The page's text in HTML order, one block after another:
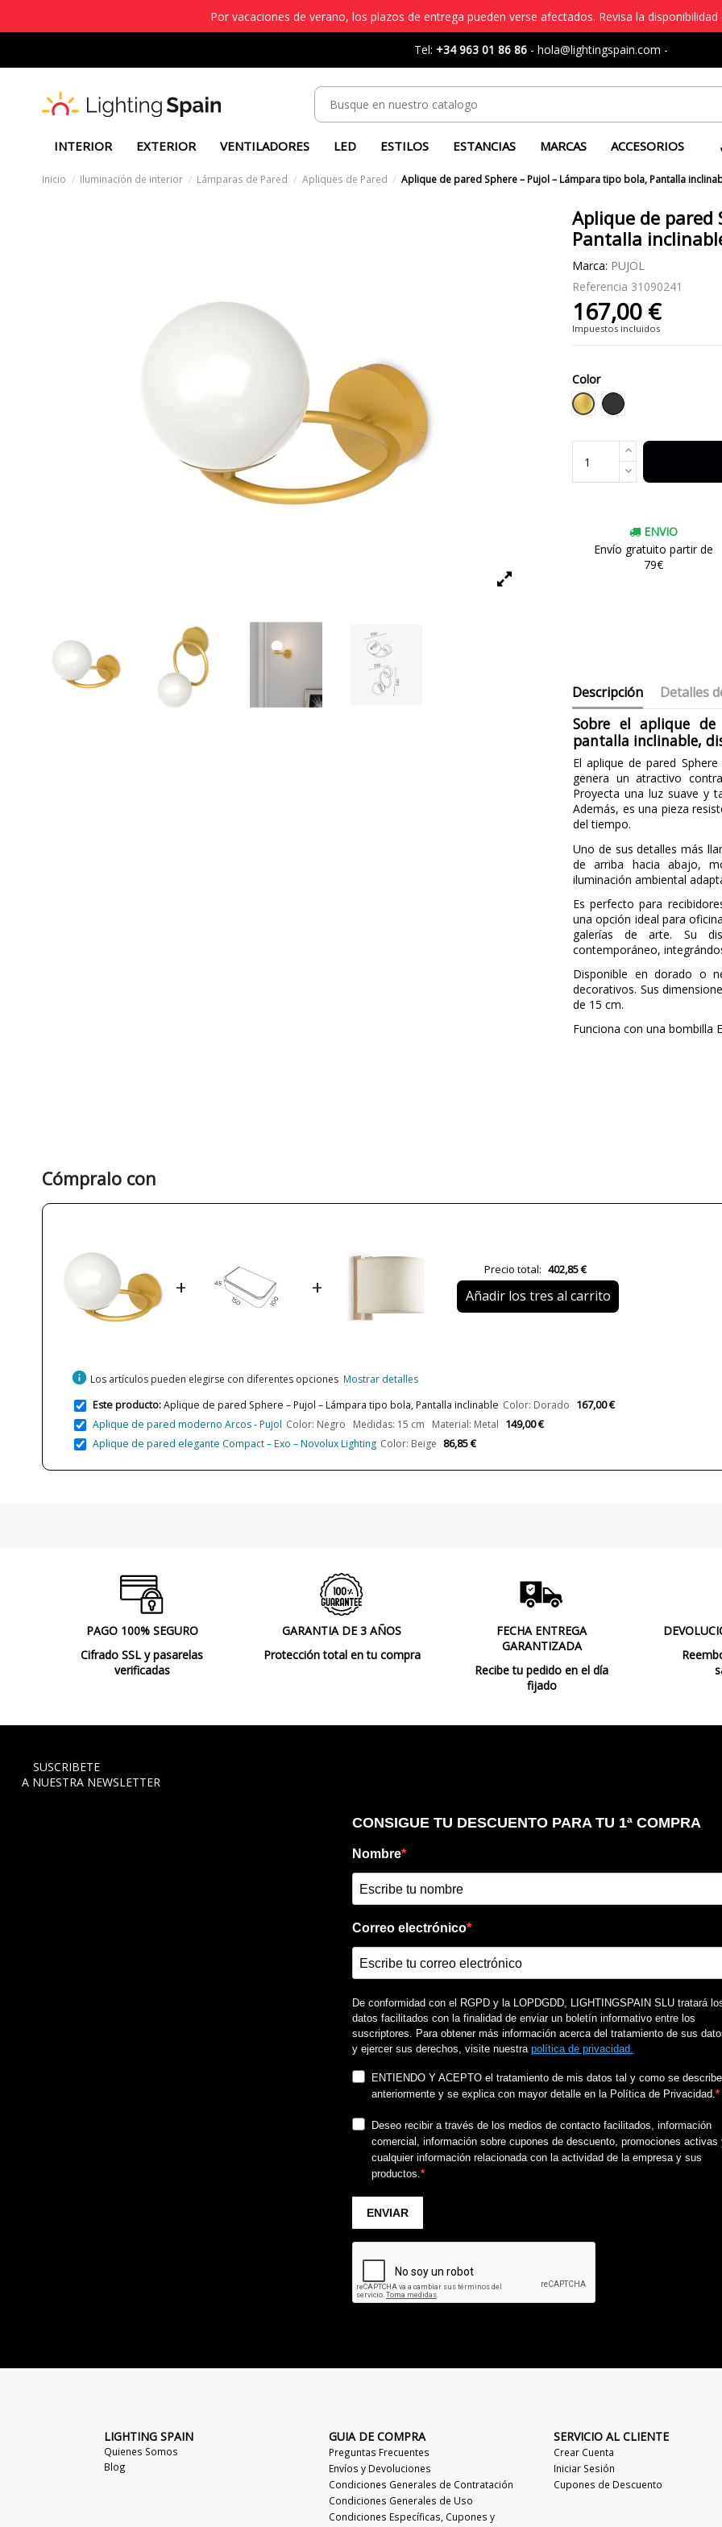
Por vacaciones de verano, los plazos de entrega pueden verse afectados. Revisa la
Tel: +34 963 01 86 86 - hola@lightingspain.com -
INTERIOR EXTERIOR VENTILADORES LED ESTILOS ESTANCIAS MARCAS ACCESORIOS
Inicio Iluminación de interior Lámparas de Pared Apliques de Pared Aplique de pared Sphere – Pujol – Lámpara tipo bola, Pantalla
Aplique de pared
Pantalla
Marca: PUJOL
Referencia 31090241
167,00 €
Impuestos incluidos
Color
DoradoNegro
ENVIO
Envío gratuito partir de
79€
Descripción Detalles
Sobre el aplique
pantalla inclinable,
El aplique de pared
genera un atractivo
Proyecta una luz suave y
Además, es una pieza
del tiempo.
Uno de sus detalles más
de arriba hacia abajo,
iluminación ambiental
Es perfecto para
una opción ideal para
galerías de arte. Su
contemporáneo,
Disponible en dorado o
decorativos. Sus
de 15 cm.
Funciona con una bombilla
Plazo de Envío
Alimentación
Clase
Tipo de Lámpara
Cómpralo con
+ +
Precio total: 402,85 €
Añadir los tres al carrito
info Los artículos pueden elegirse con diferentes opciones Mostrar detalles
Este producto:Aplique de pared Sphere – Pujol – Lámpara tipo bola, Pantalla inclinable Color: Dorado 167,00 €
Aplique de pared moderno Arcos - Pujol Color: Negro Medidas: 15 cm Material: Metal 149,00 €
Aplique de pared elegante Compact – Exo – Novolux Lighting Color: Beige 86,85 €
PAGO 100% SEGURO
Cifrado SSL y pasarelas
verificadas
GARANTIA DE 3 AÑOS
Protección total en tu compra
FECHA ENTREGA
GARANTIZADA
Recibe tu pedido en el día
fijado
SUSCRIBETE
A NUESTRA NEWSLETTER
LIGHTING SPAIN
Quienes Somos
Blog
GUIA DE COMPRA
Preguntas Frecuentes
Envíos y Devoluciones
Condiciones Generales de Contratación
Condiciones Generales de Uso
Condiciones Específicas, Cupones y
SERVICIO AL CLIENTE
Crear Cuenta
Iniciar Sesión
Cupones de Descuento